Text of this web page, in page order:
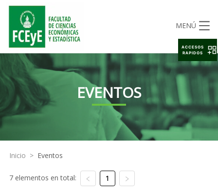
MENÚ
EVENTOS
Inicio > Eventos
7 elementos en total: 1
ACCESOS
RAPIDOS